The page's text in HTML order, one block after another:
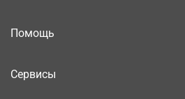
Помощь
Сервисы